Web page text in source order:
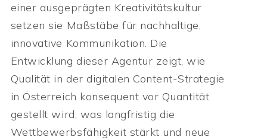
einer ausgeprägten Kreativitätskultur
setzen sie Maßstäbe für nachhaltige,
innovative Kommunikation. Die
Entwicklung dieser Agentur zeigt, wie
Qualität in der digitalen Content-Strategie
in Österreich konsequent vor Quantität
gestellt wird, was langfristig die
Wettbewerbsfähigkeit stärkt und neue